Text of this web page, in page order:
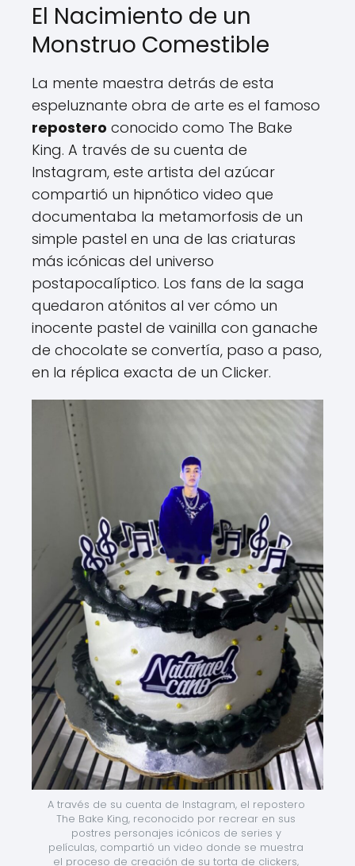
El Nacimiento de un
Monstruo Comestible
La mente maestra detrás de esta
espeluznante obra de arte es el famoso
repostero conocido como The Bake
King. A través de su cuenta de
Instagram, este artista del azúcar
compartió un hipnótico video que
documentaba la metamorfosis de un
simple pastel en una de las criaturas
más icónicas del universo
postapocalíptico. Los fans de la saga
quedaron atónitos al ver cómo un
inocente pastel de vainilla con ganache
de chocolate se convertía, paso a paso,
en la réplica exacta de un Clicker.
A través de su cuenta de Instagram, el repostero
The Bake King, reconocido por recrear en sus
postres personajes icónicos de series y
películas, compartió un video donde se muestra
el proceso de creación de su torta de clickers,